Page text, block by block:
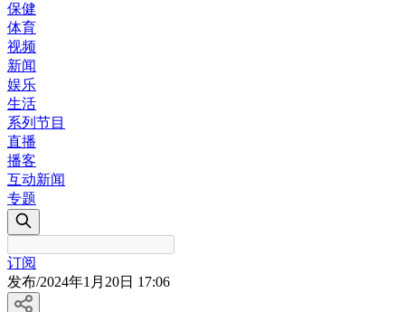
保健
体育
视频
新闻
娱乐
生活
系列节目
直播
播客
互动新闻
专题
订阅
发布/2024年1月20日 17:06